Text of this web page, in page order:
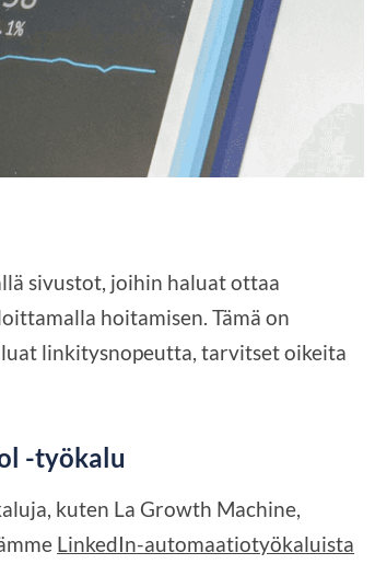
sivustot, joihin haluat ottaa
hoitamisen. Tämä on
linkitysnopeutta, tarvitset oikeita
-työkalu
kuten La Growth Machine,
LinkedIn-automaatiotyökaluista